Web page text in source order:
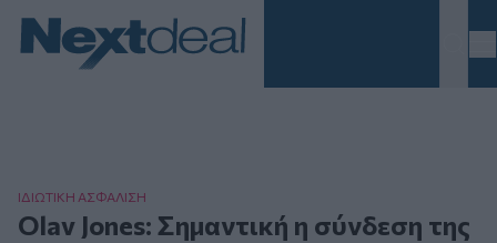
ΙΔΙΩΤΙΚΗ ΑΣΦAΛΙΣΗ
Olav Jones: Σημαντική η σύνδεση της